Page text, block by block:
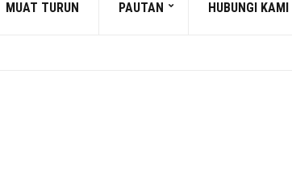
MUAT TURUN PAUTAN HUBUNGI KAMI